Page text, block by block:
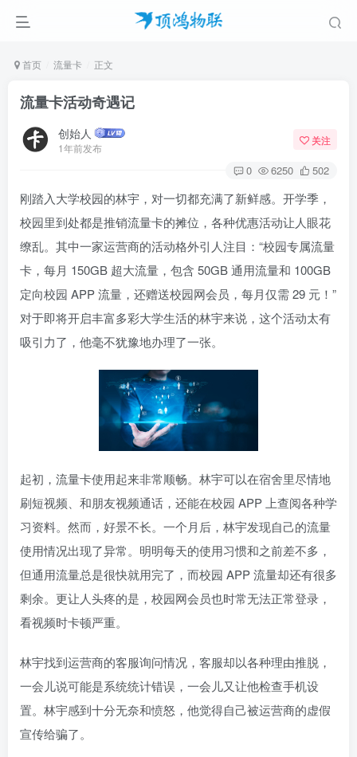
首页 流量卡 正文
流量卡活动奇遇记
创始人
1年前发布
关注
0 6250 502
刚踏入大学校园的林宇，对一切都充满了新鲜感。开学季，
校园里到处都是推销流量卡的摊位，各种优惠活动让人眼花
缭乱。其中一家运营商的活动格外引人注目：“校园专属流量
卡，每月 150GB 超大流量，包含 50GB 通用流量和 100GB
定向校园 APP 流量，还赠送校园网会员，每月仅需 29 元！”
对于即将开启丰富多彩大学生活的林宇来说，这个活动太有
吸引力了，他毫不犹豫地办理了一张。
起初，流量卡使用起来非常顺畅。林宇可以在宿舍里尽情地
刷短视频、和朋友视频通话，还能在校园 APP 上查阅各种学
习资料。然而，好景不长。一个月后，林宇发现自己的流量
使用情况出现了异常。明明每天的使用习惯和之前差不多，
但通用流量总是很快就用完了，而校园 APP 流量却还有很多
剩余。更让人头疼的是，校园网会员也时常无法正常登录，
看视频时卡顿严重。
林宇找到运营商的客服询问情况，客服却以各种理由推脱，
一会儿说可能是系统统计错误，一会儿又让他检查手机设
置。林宇感到十分无奈和愤怒，他觉得自己被运营商的虚假
宣传给骗了。